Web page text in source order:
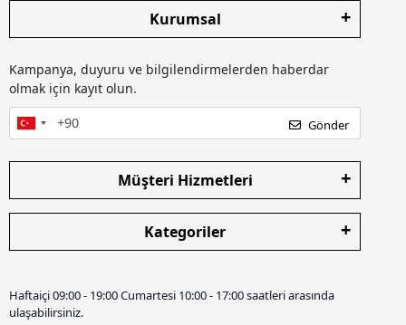
Kurumsal
Kampanya, duyuru ve bilgilendirmelerden haberdar
olmak için kayıt olun.
Gönder
Müşteri Hizmetleri
Kategoriler
Haftaiçi 09:00 - 19:00 Cumartesi 10:00 - 17:00 saatleri arasında
ulaşabilirsiniz.